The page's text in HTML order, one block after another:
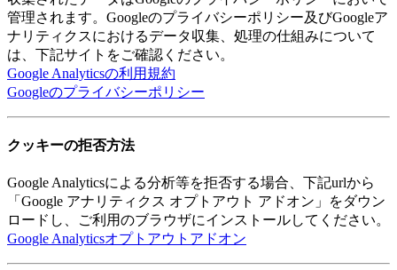
管理されます。Googleのプライバシーポリシー及びGoogleア
ナリティクスにおけるデータ収集、処理の仕組みについて
は、下記サイトをご確認ください。
Google Analyticsの利用規約
Googleのプライバシーポリシー
クッキーの拒否方法
Google Analyticsによる分析等を拒否する場合、下記urlから
「Google アナリティクス オプトアウト アドオン」をダウン
ロードし、ご利用のブラウザにインストールしてください。
Google Analyticsオプトアウトアドオン